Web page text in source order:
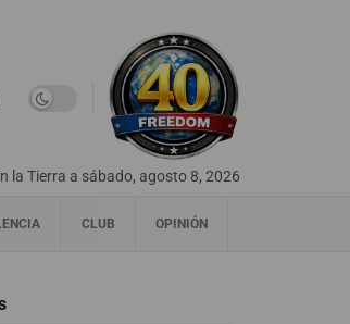
la Tierra a sábado, agosto 8, 2026
CLUB OPINIÓN